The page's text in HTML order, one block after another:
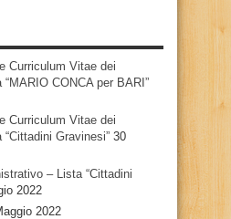
Curriculum Vitae dei
CONCA per BARI”
Curriculum Vitae dei
Gravinesi” 30
– Lista “Cittadini
2022
2022